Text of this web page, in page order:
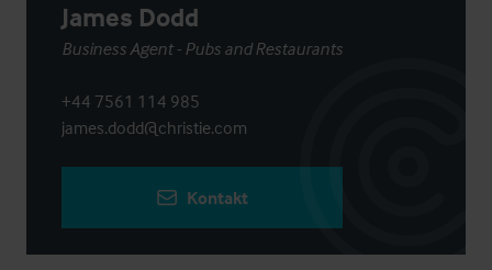
James Dodd
Business Agent - Pubs and Restaurants
+44 7561 114 985
james.dodd@christie.com
Kontakt